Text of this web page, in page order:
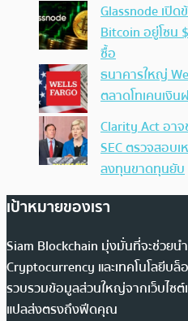
Glassnode เปิ
Bitcoin อยู่โซน
ซื้อ
ธนาคารใหญ่
ตลาดโทเคนเงิ
Clarity Act อา
SEC ตรวจสอบ
ลงทุนขาดทุนยับ
เป้าหมายของเรา
Siam Blockchain มุ่งมั่นที่จะช่วยน
Cryptocurrency และเทคโนโลยีบล็
รวบรวมข้อมูลส่วนใหญ่จากเว็บไซต์
แปลส่งตรงถึงฟีดคุณ